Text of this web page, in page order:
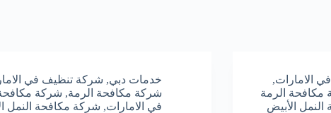
الامارات,
مكافحة الرمة
الأبيض
خدمات دبي, شركة تنظيف في
شركة مكافحة الرمة, شركة
في الامارات, شركة مكافحة النمل